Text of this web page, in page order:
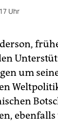
Uhr
um